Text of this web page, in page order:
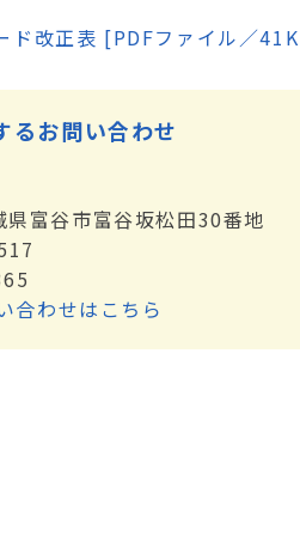
ド改正表 [PDFファイル／
るお問い合わせ
富谷市富谷坂松田30番地
合わせはこちら